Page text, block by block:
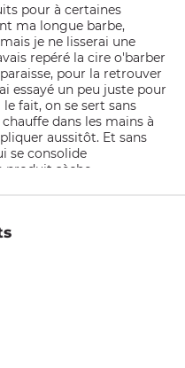
pour à certaines
ma longue barbe,
je ne lisserai une
repéré la cire o'barber
pour la retrouver
essayé un peu juste pour
fait, on se sert sans
dans les mains à
aussitôt. Et sans
se consolide
produit sèche
pour un
marquée plus ou
narines donc forcément
comme cette
également, il y a un
noir. Je suis ravi